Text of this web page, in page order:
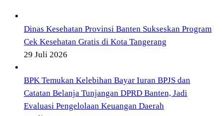
Dinas Kesehatan Provinsi Banten Sukseskan Program
Cek Kesehatan Gratis di Kota Tangerang
29 Juli 2026
BPK Temukan Kelebihan Bayar Iuran BPJS dan
Catatan Belanja Tunjangan DPRD Banten, Jadi
Evaluasi Pengelolaan Keuangan Daerah